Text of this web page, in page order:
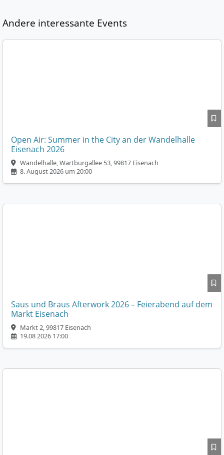
Andere interessante Events
Open Air: Summer in the City an der Wandelhalle
Eisenach 2026
Wandelhalle, Wartburgallee 53, 99817 Eisenach
8. August 2026 um 20:00
Saus und Braus Afterwork 2026 – Feierabend auf dem
Markt Eisenach
Markt 2, 99817 Eisenach
19.08 2026 17:00